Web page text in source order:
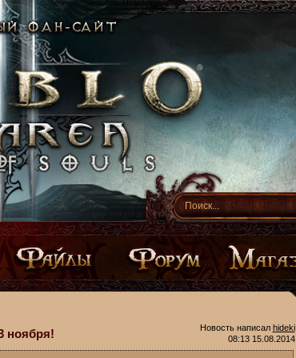
ноября! Новость написал hideki
08:13 15.08.2014